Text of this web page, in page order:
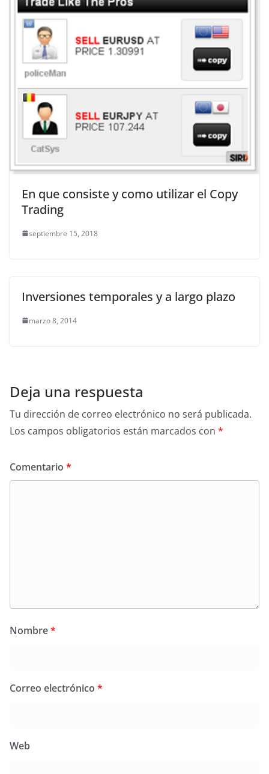
En que consiste y como utilizar el Copy
Trading
septiembre 15, 2018
Inversiones temporales y a largo plazo
marzo 8, 2014
Deja una respuesta
Tu dirección de correo electrónico no será publicada.
Los campos obligatorios están marcados con *
Comentario *
Nombre*
Correo electrónico *
Web